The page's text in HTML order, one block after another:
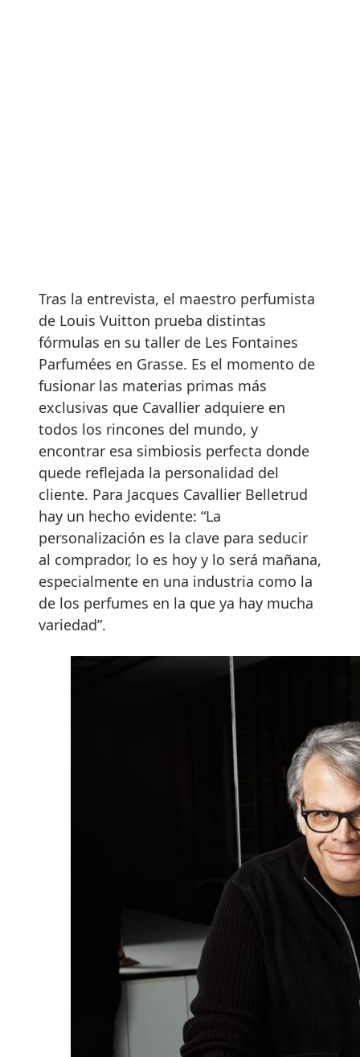
Tras la entrevista, el maestro perfumista
de Louis Vuitton prueba distintas
fórmulas en su taller de Les Fontaines
Parfumées en Grasse. Es el momento de
fusionar las materias primas más
exclusivas que Cavallier adquiere en
todos los rincones del mundo, y
encontrar esa simbiosis perfecta donde
quede reflejada la personalidad del
cliente. Para Jacques Cavallier Belletrud
hay un hecho evidente: “La
personalización es la clave para seducir
al comprador, lo es hoy y lo será mañana,
especialmente en una industria como la
de los perfumes en la que ya hay mucha
variedad”.